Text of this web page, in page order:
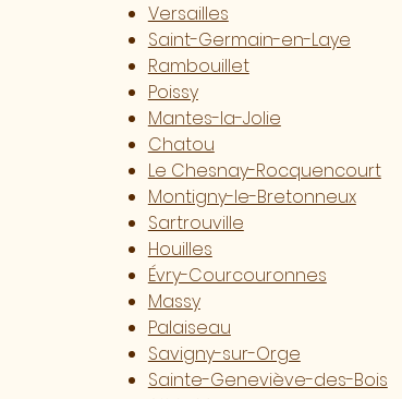
Versailles
Saint-Germain-en-Laye
Rambouillet
Poissy
Mantes-la-Jolie
Chatou
Le Chesnay-Rocquencourt
Montigny-le-Bretonneux
Sartrouville
Houilles
Évry-Courcouronnes
Massy
Palaiseau
Savigny-sur-Orge
Sainte-Geneviève-des-Bois